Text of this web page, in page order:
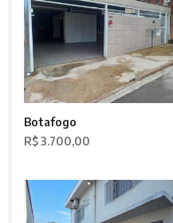
Botafogo
R$ 3.700,00